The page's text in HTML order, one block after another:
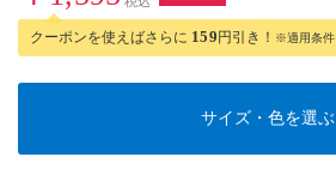
クーポンを使えばさらに 159円引き！ ※適用条件
サイズ・色を選ぶ